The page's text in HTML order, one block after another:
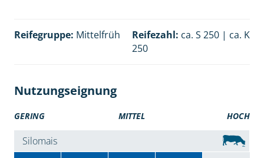
Reifegruppe: Mittelfrüh Reifezahl: ca. S 250 | ca. K
250
Nutzungseignung
GERING MITTEL HOCH
Silomais